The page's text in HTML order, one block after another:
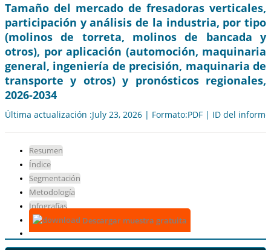
Tamaño del mercado de fresadoras verticales,
participación y análisis de la industria, por tipo
(molinos de torreta, molinos de bancada y
otros), por aplicación (automoción, maquinaria
general, ingeniería de precisión, maquinaria de
transporte y otros) y pronósticos regionales,
2026-2034
Última actualización :July 23, 2026 | Formato:PDF | ID del
Resumen
Índice
Segmentación
Metodología
Infografías
Descargar muestra gratuita